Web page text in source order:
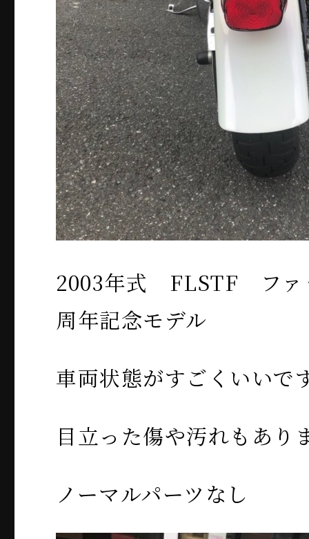
2003年式 FLSTF ファ
周年記念モデル
車両状態がすごくいいで
目立った傷や汚れもあり
ノーマルパーツなし